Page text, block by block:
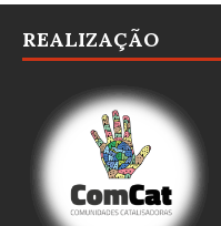
REALIZAÇÃO